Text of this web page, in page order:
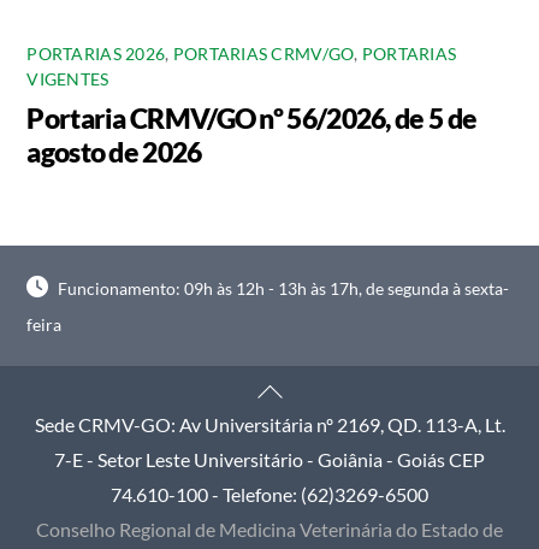
PORTARIAS 2026, PORTARIAS CRMV/GO, PORTARIAS
VIGENTES
Portaria CRMV/GO nº 56/2026, de 5 de
agosto de 2026
Funcionamento: 09h às 12h - 13h às 17h, de segunda à sexta-
feira
Back
To
Top
Sede CRMV-GO: Av Universitária nº 2169, QD. 113-A, Lt.
7-E - Setor Leste Universitário - Goiânia - Goiás CEP
74.610-100 - Telefone: (62)3269-6500
Conselho Regional de Medicina Veterinária do Estado de